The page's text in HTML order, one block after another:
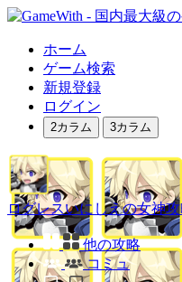
ホーム
ゲーム検索
新規登録
ログイン
2カラム 3カラム
ログレスいにしえの女神
他の攻略
コミュ